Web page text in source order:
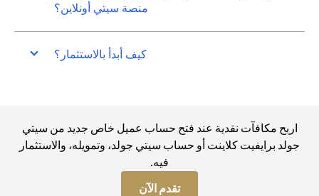
منصة سيتي أونلاين؟
كيف أبدأ بالاستثمار؟
اربح مكافآت نقدية عند فتح حساب عميل خاص جديد من سيتي
جولد برايفيت كلاينت أو حساب سيتي جولد، وتمويله، والاستثمار
فيه.
تقدم الآن